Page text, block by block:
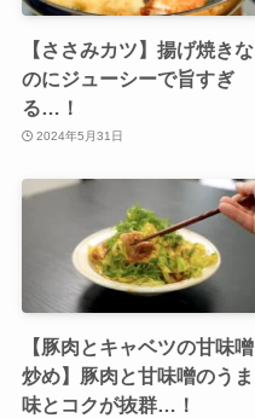
【ささみカツ】揚げ焼きな
のにジューシーで旨すぎ
る…！
2024年5月31日
【豚肉とキャベツの甘味噌
炒め】豚肉と甘味噌のうま
味とコクが抜群…！